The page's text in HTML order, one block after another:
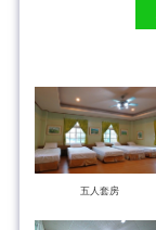
五人套房